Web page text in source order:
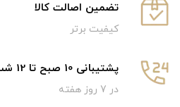
تضمین اصالت کالا
کیفیت برتر
پشتیبانی 10 صبح تا 12 شب
در 7 روز هفته